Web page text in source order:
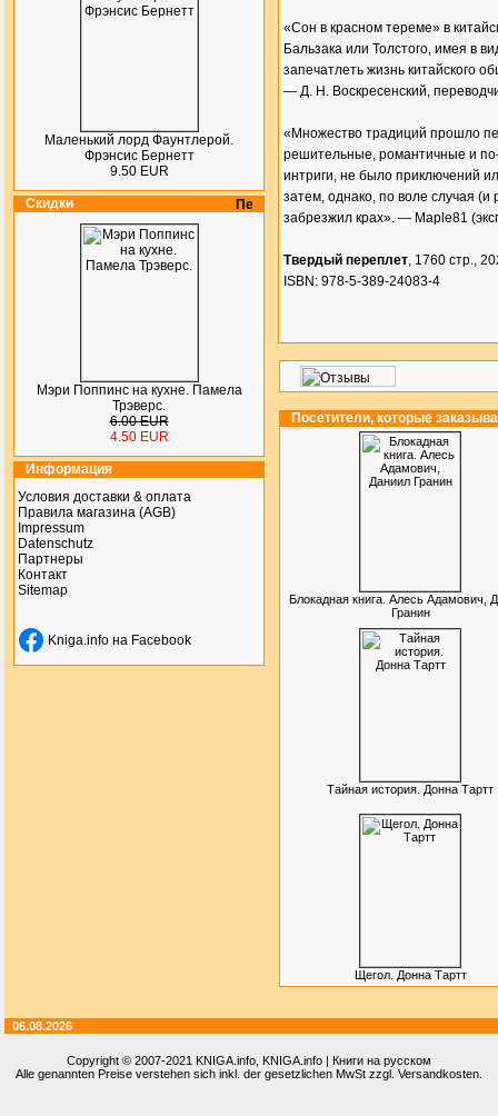
Маленький лорд Фаунтлерой.
Фрэнсис Бернетт
9.50 EUR
Скидки
Мэри Поппинс на кухне. Памела
Трэверс.
6.00 EUR
4.50 EUR
Информация
Условия доставки & оплата
Правила магазина (AGB)
Impressum
Datenschutz
Партнеры
Контакт
Sitemap
Kniga.info на Facebook
«Сон в красном тереме» в
Бальзака или Толстого, имея в
запечатлеть жизнь китайского
— Д. Н. Воскресенский,
«Множество традиций прошло
решительные, романтичные и
интриги, не было приключений
затем, однако, по воле случая
забрезжил крах». — Maple81
Твердый переплет, 1760 стр.,
ISBN: 978-5-389-24083-4
Посетители, которые
Блокадная книга. Алесь Адамович,
Гранин
Тайная история. Донна Тартт
Щегол. Донна Тартт
06.08.2026
Copyright © 2007-2021 KNIGA.info , KNIGA.info | Книги на русском
Alle genannten Preise verstehen sich inkl. der gesetzlichen MwSt zzgl. Versandkosten.